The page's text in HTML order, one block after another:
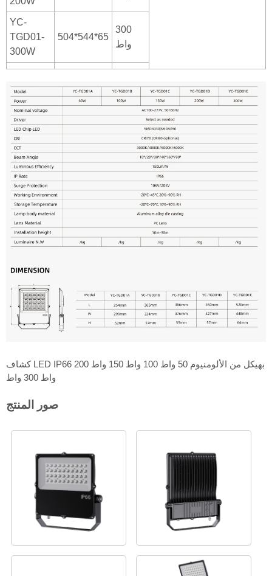
YC-
TGD01-
300W
504*544*65
300
واط
كشاف LED IP66 بهيكل من الألومنيوم 50 واط 100 واط 150 واط 200
واط 300 واط
صور المنتج